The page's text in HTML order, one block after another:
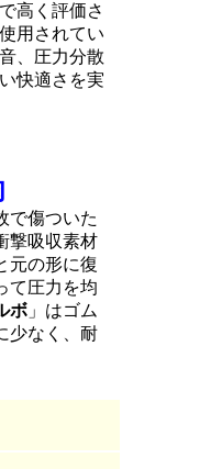
高く評価さ
用されてい
、圧力分散
快適さを実
で傷ついた
撃吸収素材
元の形に復
て圧力を均
ボ 」はゴム
少なく、耐